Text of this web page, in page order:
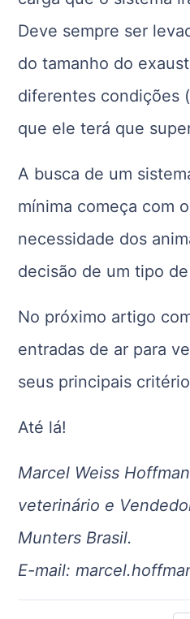
Deve sempre ser
do tamanho do
diferentes condições
que ele terá que
A busca de um
mínima começa com
necessidade dos
decisão de um tipo
No próximo artigo
entradas de ar para
seus principais
Até lá!
Marcel Weiss
veterinário e
Munters Brasil.
E-mail: